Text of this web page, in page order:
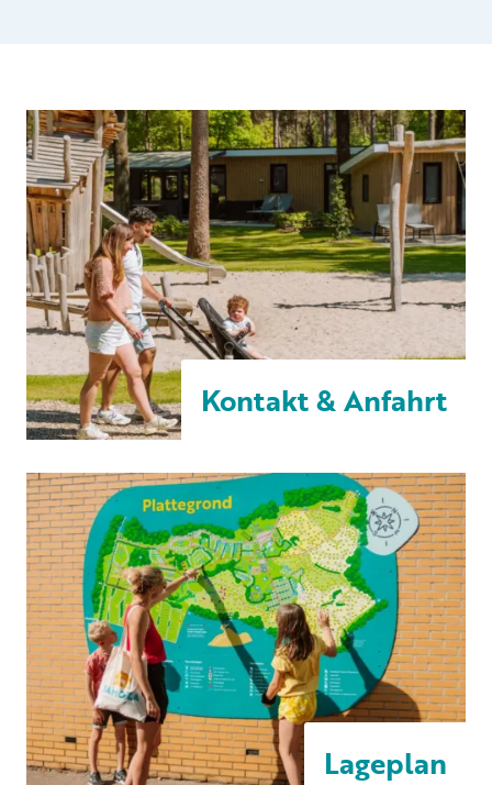
Kontakt & Anfahrt
Lageplan